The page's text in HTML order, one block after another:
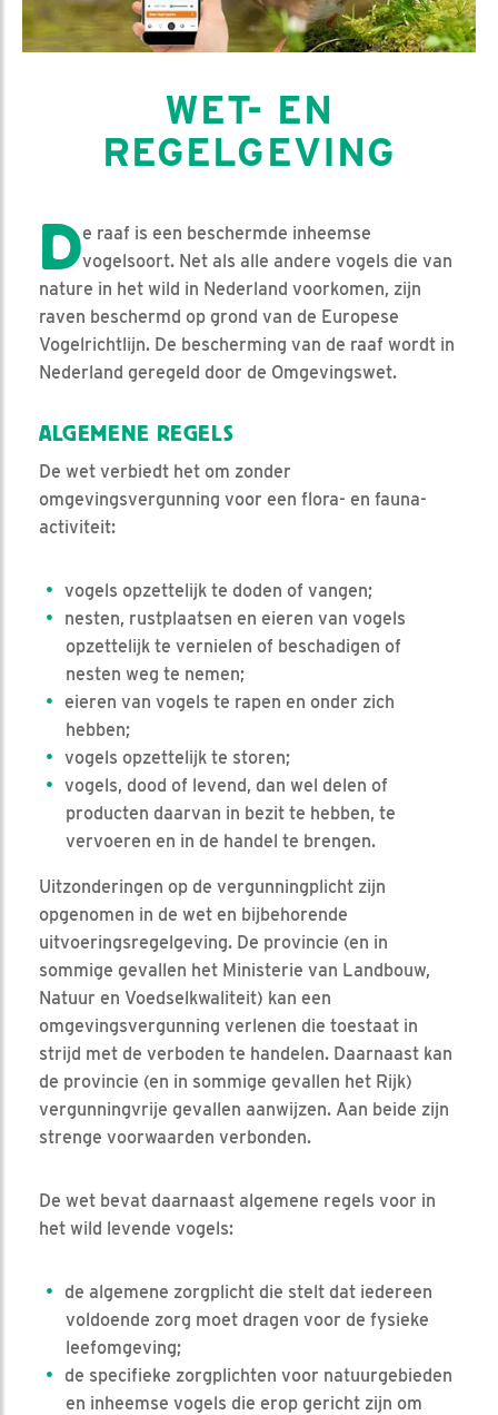
WET- EN
REGELGEVING
De raaf is een beschermde inheemse
vogelsoort. Net als alle andere vogels die van
nature in het wild in Nederland voorkomen, zijn
raven beschermd op grond van de Europese
Vogelrichtlijn. De bescherming van de raaf wordt in
Nederland geregeld door de Omgevingswet.
ALGEMENE REGELS
De wet verbiedt het om zonder
omgevingsvergunning voor een flora- en fauna-
activiteit:
vogels opzettelijk te doden of vangen;
nesten, rustplaatsen en eieren van vogels
opzettelijk te vernielen of beschadigen of
nesten weg te nemen;
eieren van vogels te rapen en onder zich
hebben;
vogels opzettelijk te storen;
vogels, dood of levend, dan wel delen of
producten daarvan in bezit te hebben, te
vervoeren en in de handel te brengen.
Uitzonderingen op de vergunningplicht zijn
opgenomen in de wet en bijbehorende
uitvoeringsregelgeving. De provincie (en in
sommige gevallen het Ministerie van Landbouw,
Natuur en Voedselkwaliteit) kan een
omgevingsvergunning verlenen die toestaat in
strijd met de verboden te handelen. Daarnaast kan
de provincie (en in sommige gevallen het Rijk)
vergunningvrije gevallen aanwijzen. Aan beide zijn
strenge voorwaarden verbonden.
De wet bevat daarnaast algemene regels voor in
het wild levende vogels:
de algemene zorgplicht die stelt dat iedereen
voldoende zorg moet dragen voor de fysieke
leefomgeving;
de specifieke zorgplichten voor natuurgebieden
en inheemse vogels die erop gericht zijn om